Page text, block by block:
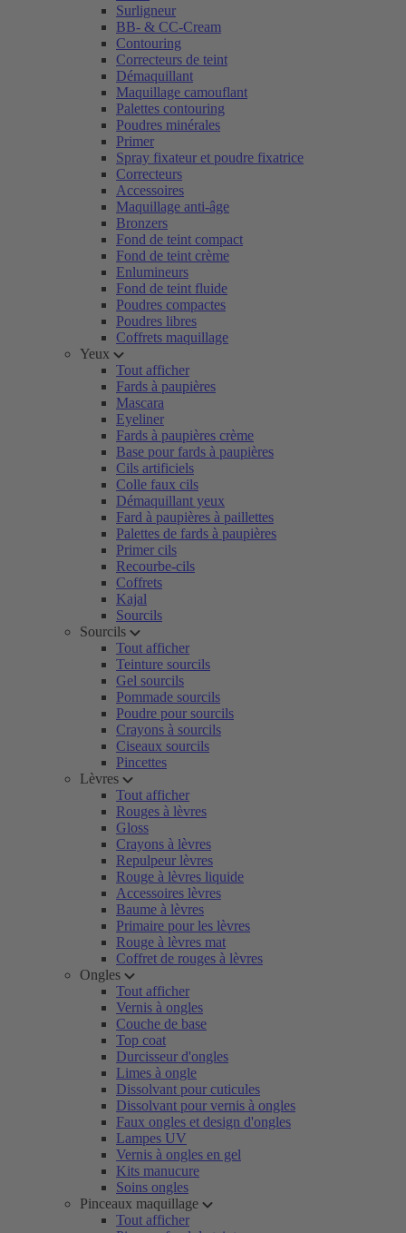
Surligneur
BB- & CC-Cream
Contouring
Correcteurs de teint
Démaquillant
Maquillage camouflant
Palettes contouring
Poudres minérales
Primer
Spray fixateur et poudre fixatrice
Correcteurs
Accessoires
Maquillage anti-âge
Bronzers
Fond de teint compact
Fond de teint crème
Enlumineurs
Fond de teint fluide
Poudres compactes
Poudres libres
Coffrets maquillage
Yeux
Tout afficher
Fards à paupières
Mascara
Eyeliner
Fards à paupières crème
Base pour fards à paupières
Cils artificiels
Colle faux cils
Démaquillant yeux
Fard à paupières à paillettes
Palettes de fards à paupières
Primer cils
Recourbe-cils
Coffrets
Kajal
Sourcils
Sourcils
Tout afficher
Teinture sourcils
Gel sourcils
Pommade sourcils
Poudre pour sourcils
Crayons à sourcils
Ciseaux sourcils
Pincettes
Lèvres
Tout afficher
Rouges à lèvres
Gloss
Crayons à lèvres
Repulpeur lèvres
Rouge à lèvres liquide
Accessoires lèvres
Baume à lèvres
Primaire pour les lèvres
Rouge à lèvres mat
Coffret de rouges à lèvres
Ongles
Tout afficher
Vernis à ongles
Couche de base
Top coat
Durcisseur d'ongles
Limes à ongle
Dissolvant pour cuticules
Dissolvant pour vernis à ongles
Faux ongles et design d'ongles
Lampes UV
Vernis à ongles en gel
Kits manucure
Soins ongles
Pinceaux maquillage
Tout afficher